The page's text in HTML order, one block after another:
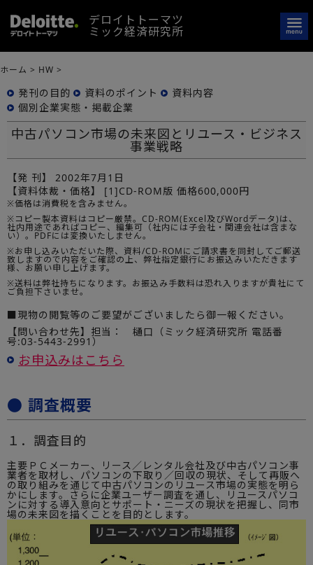
デロイトトーマツ
ミック経済研究所
ホーム > HW >
発刊の目的 資料のポイント
資料内容
個別企業実態・掲載企業
中古パソコン市場の未来図とリユース・ビジネス
事業戦略
【発 刊】
2002年7月1日
【資料体裁・価格】
[1]CD-ROM版 価格600,000円
※価格は消費税を含みません。
※コピー製本資料はコピー厳禁。CD-ROM(Excel及びWordデータ)は、
社内用途であればコピー、編集可（社内には子会社・関連会社は含まな
い）。PDFには変換いたしません。
※お申し込みいただいた際、資料/CD-ROMにご請求書を同封してご郵送
致しますので内容をご確認の上、弊社指定銀行にお振込みいただきます
様、お願い申し上げます。
※送料は弊社持ちになります。お振込み手数料は恐れ入りますが貴社にて
ご負担下さいませ。
■現物の閲覧等のご要望がございましたら御一報ください。
【問い合わせ先】担当： 樋口（ミック経済研究所 電話番
号:03-5443-2991）
お申込みはこちら
● 調査概要
１．調査目的
主要ＰＣメーカー、リース／レンタル会社及び中古パソコン事
業者を取材し、パソコンの下取り／回収の現状、そして再販へ
の取り組みを通じて中古パソコンのリユース市場の実態を明ら
かにします。さらに企業ユーザー調査を通し、リユースパソコ
ンに対する導入意向とサポート・ニーズの現状を把握し、同市
場の未来図を描くことを目的とします。